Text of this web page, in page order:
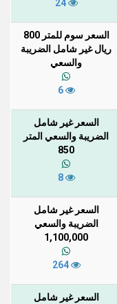
24
السعر سوم للمتر 800
ريال غير شامل الضريبة
والسعي
6
السعر غير شامل
الضريبة والسعي المتر
850
8
السعر غير شامل
الضريبة والسعي
1,100,000
264
السعر غير شامل